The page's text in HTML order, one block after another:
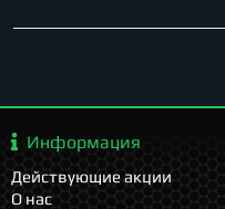
Информация
Действующие акции
О нас